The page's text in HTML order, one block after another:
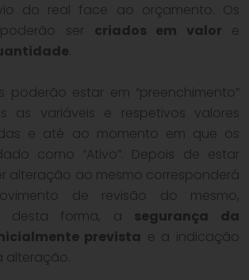
do real face ao orçamento. Os
ser criados em valor e
poderão estar em “preenchimento”
as variáveis e respetivos valores
e até ao momento em que os
como “Ativo”. Depois de estar
alteração ao mesmo corresponderá
de revisão do mesmo,
desta forma, a segurança da
prevista e a indicação
alteração.